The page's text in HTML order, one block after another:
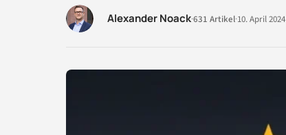
Alexander Noack·631 Artikel·10. April 2024